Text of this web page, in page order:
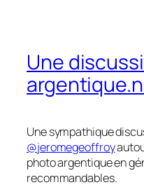
Une
Une sympathique
@jeromegeoffroy
photo argentique en
recommandables.